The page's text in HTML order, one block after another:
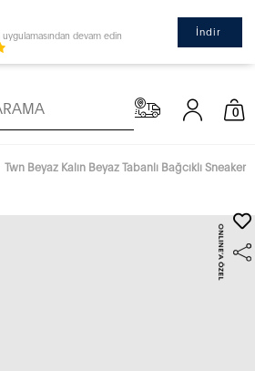
devam edin İndir
0
Twn Beyaz Kalın Beyaz Tabanlı Bağcıklı Sneaker